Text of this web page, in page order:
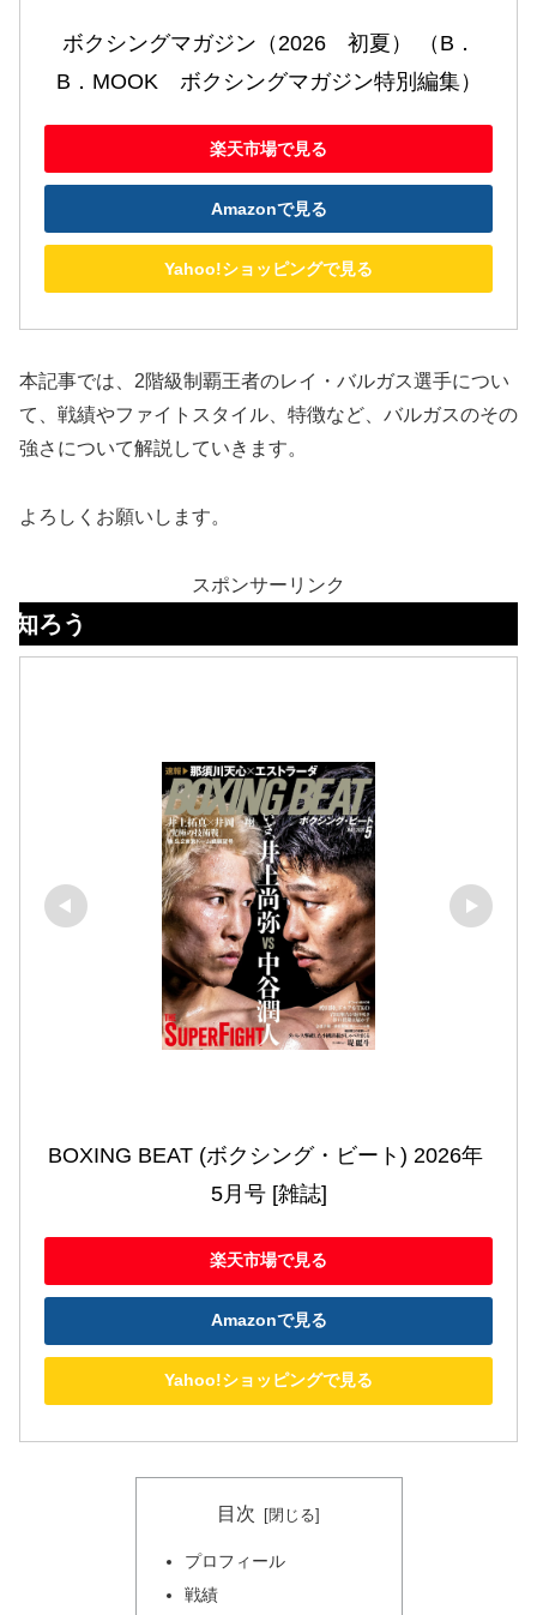
ボクシングマガジン（2026　初夏） （B．
B．MOOK　ボクシングマガジン特別編集）
楽天市場で見る
Amazonで見る
Yahoo!ショッピングで見る
本記事では、2階級制覇王者のレイ・バルガス選手につい
て、戦績やファイトスタイル、特徴など、バルガスのその
強さについて解説していきます。
よろしくお願いします。
スポンサーリンク
BOXING BEAT (ボクシング・ビート) 2026年
5月号 [雑誌]
楽天市場で見る
Amazonで見る
Yahoo!ショッピングで見る
目次
プロフィール
戦績